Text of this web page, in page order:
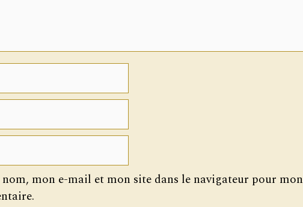
mon e-mail et mon site dans le navigateur pour mon